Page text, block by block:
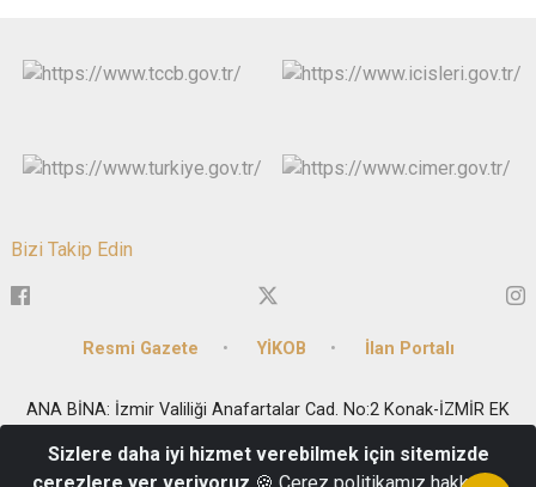
Bizi Takip Edin
Resmi Gazete YİKOB İlan Portalı
ANA BİNA: İzmir Valiliği Anafartalar Cad. No:2 Konak-İZMİR EK
Telefon: 0(232) 455 8282 - Fax: 0(232) 441 9183 - e-posta:
Sizlere daha iyi hizmet verebilmek için sitemizde